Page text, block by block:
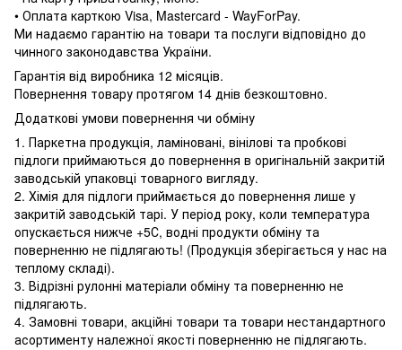
• Оплата карткою Visa, Mastercard - WayForPay.
Ми надаємо гарантію на товари та послуги відповідно до
чинного законодавства України.
Гарантія від виробника 12 місяців.
Повернення товару протягом 14 днів безкоштовно.
Додаткові умови повернення чи обміну
1. Паркетна продукція, ламіновані, вінілові та пробкові
підлоги приймаються до повернення в оригінальній закритій
заводській упаковці товарного вигляду.
2. Хімія для підлоги приймається до повернення лише у
закритій заводській тарі. У період року, коли температура
опускається нижче +5С, водні продукти обміну та
поверненню не підлягають! (Продукція зберігається у нас на
теплому складі).
3. Відрізні рулонні матеріали обміну та поверненню не
підлягають.
4. Замовні товари, акційні товари та товари нестандартного
асортименту належної якості поверненню не підлягають.